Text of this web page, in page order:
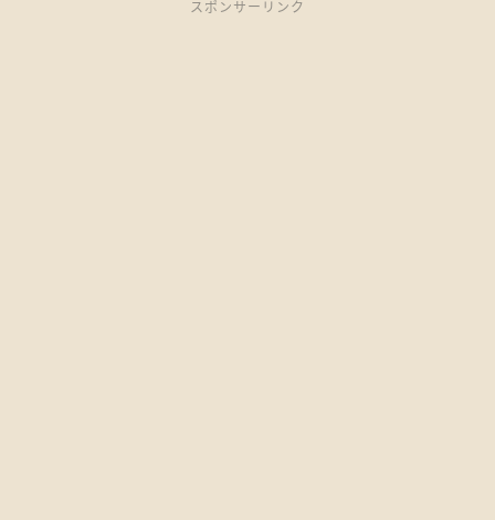
スポンサーリンク